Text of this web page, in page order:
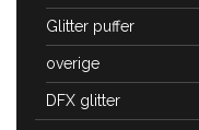
Glitter puffer
overige
DFX glitter